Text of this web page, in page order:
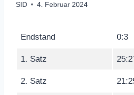
SID 4. Februar 2024
Endstand 0:3
1. Satz
2. Satz